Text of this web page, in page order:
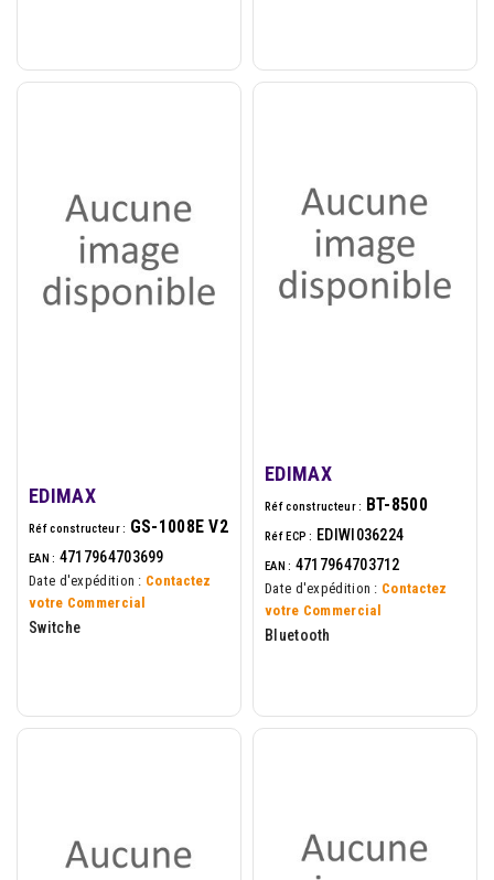
EDIMAX
Réf constructeur : GS-1008E V2
EAN : 4717964703699
Date d'expédition : Contactez
votre Commercial
Switche
EDIMAX
Réf constructeur : BT-8500
Réf ECP : EDIWI036224
EAN : 4717964703712
Date d'expédition : Contactez
votre Commercial
Bluetooth